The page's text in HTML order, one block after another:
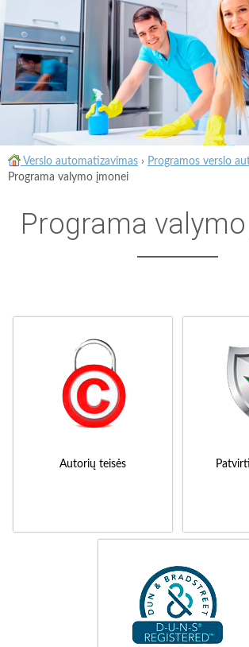
Verslo automatizavimas › Programos verslo
Programa valymo įmonei
Programa
Autorių teisės